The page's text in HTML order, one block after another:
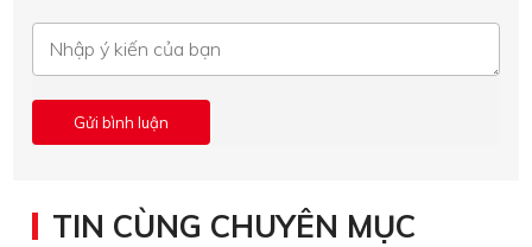
TIN CÙNG CHUYÊN MỤC